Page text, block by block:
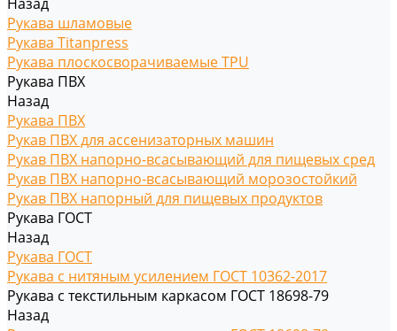
Рукава шламовые
Рукава Titanpress
Рукава плоскосворачиваемые TPU
Рукава ПВХ
Назад
Рукава ПВХ
Рукав ПВХ для ассенизаторных машин
Рукав ПВХ напорно-всасывающий для пищевых сред
Рукав ПВХ напорно-всасывающий морозостойкий
Рукав ПВХ напорный для пищевых продуктов
Рукава ГОСТ
Назад
Рукава ГОСТ
Рукава с нитяным усилением ГОСТ 10362-2017
Рукава с текстильным каркасом ГОСТ 18698-79
Назад